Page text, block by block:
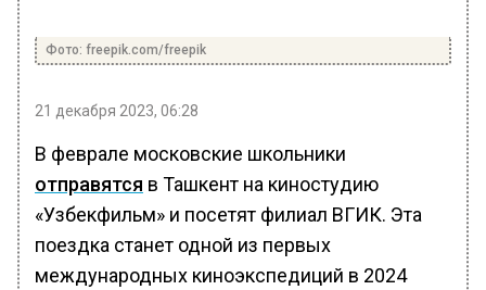
Фото: freepik.com/freepik
21 декабря 2023, 06:28
В феврале московские школьники
отправятся в Ташкент на киностудию
«Узбекфильм» и посетят филиал ВГИК. Эта
поездка станет одной из первых
международных киноэкспедиций в 2024